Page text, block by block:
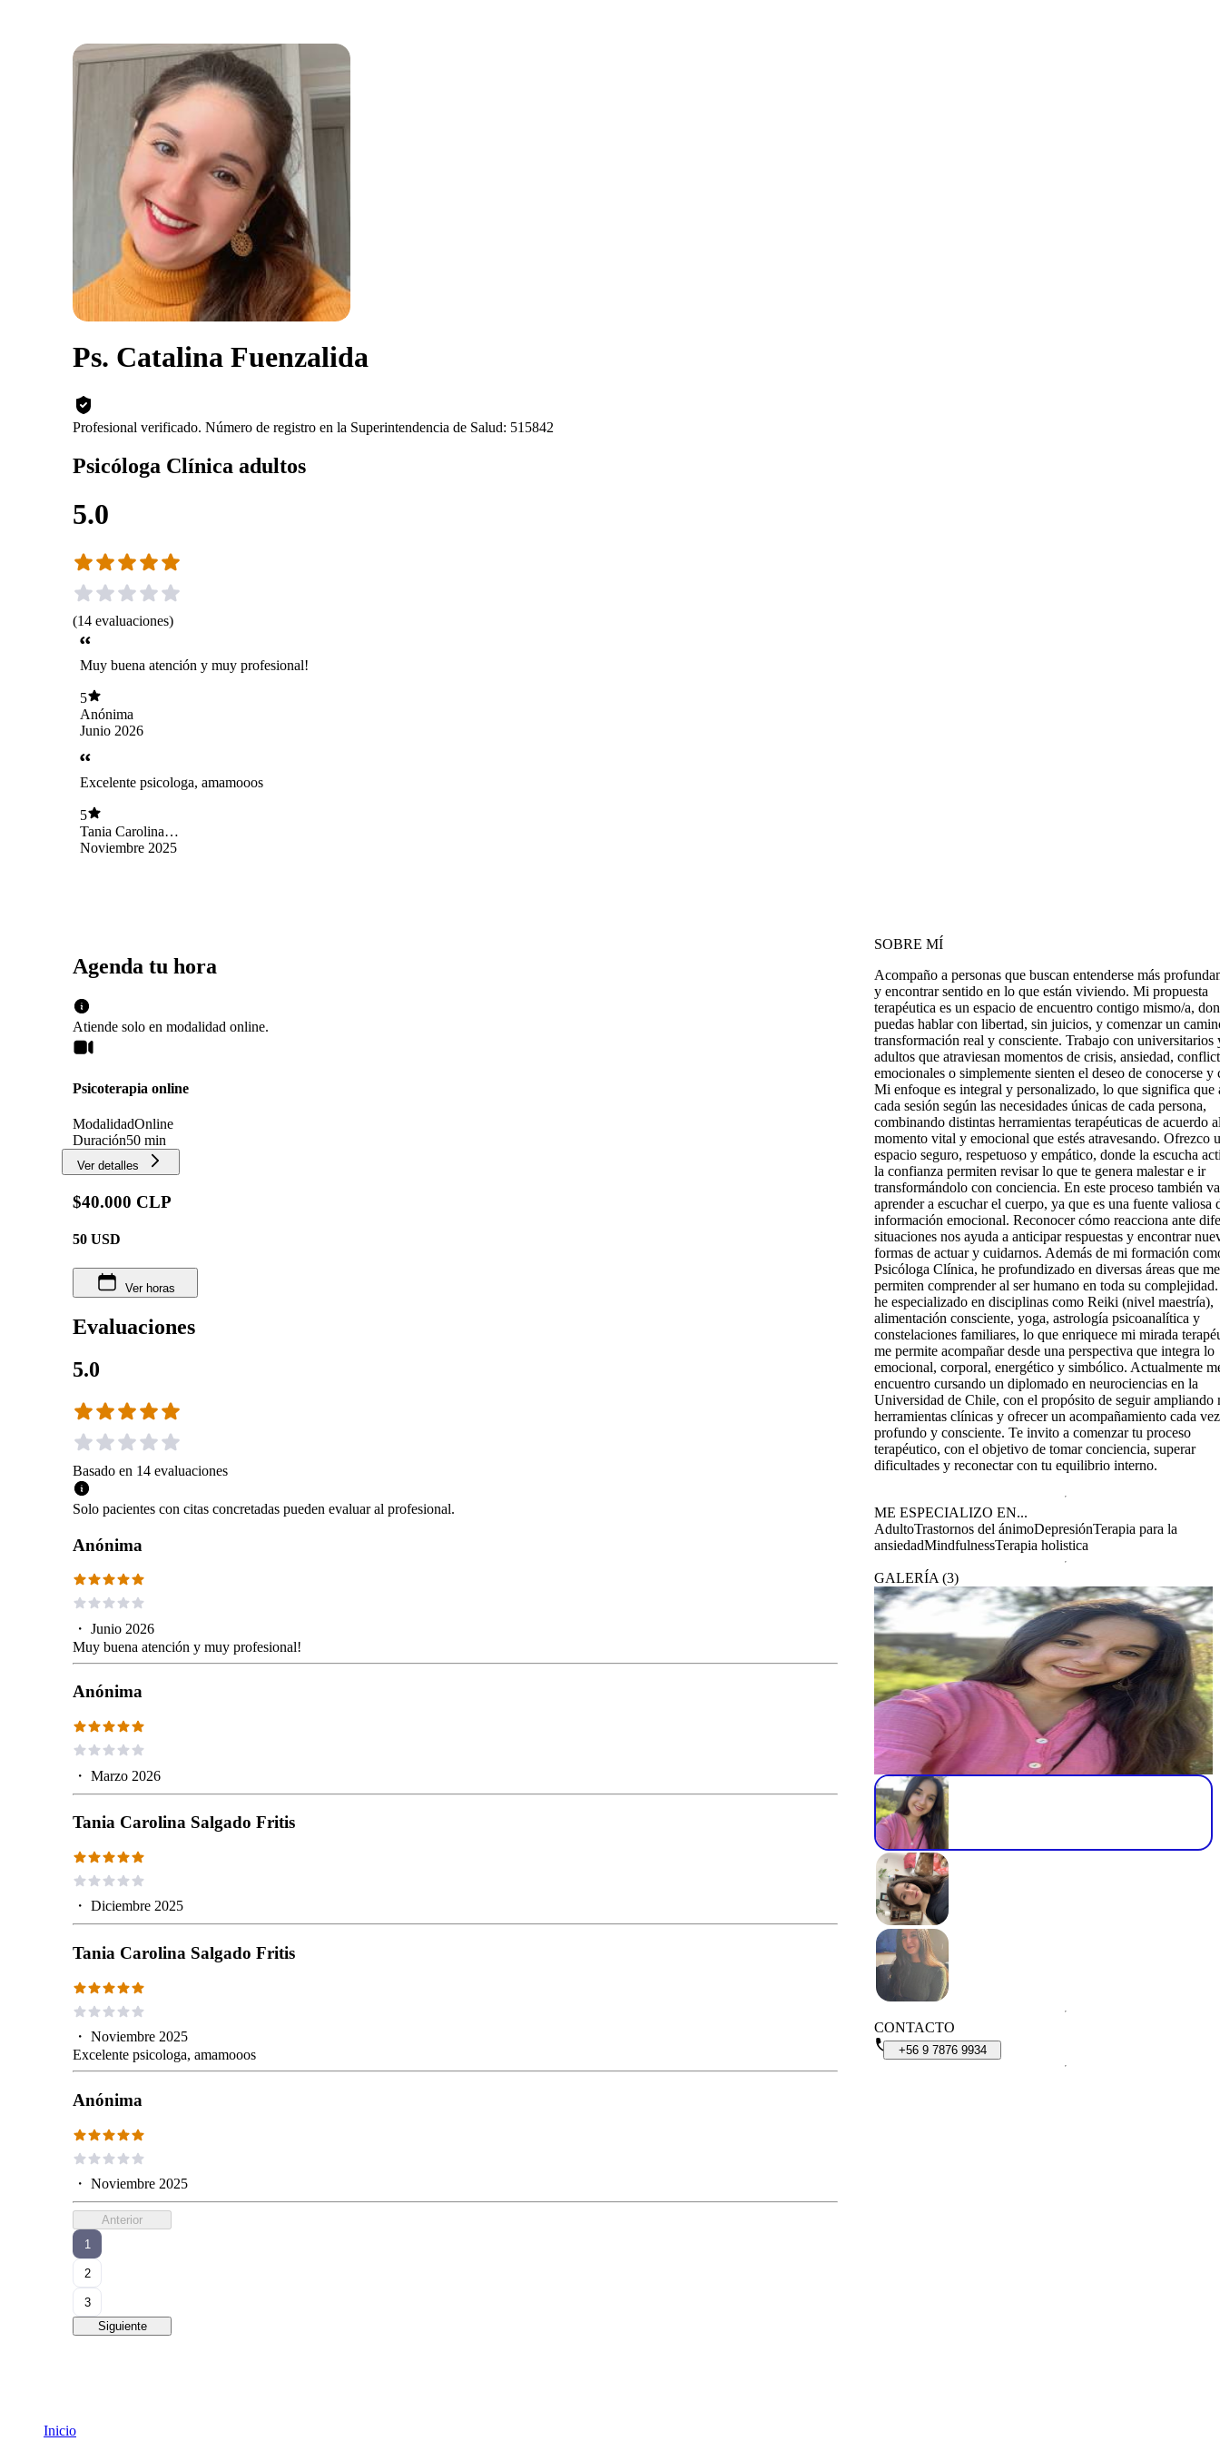
Ps. Catalina Fuenzalida
Profesional verificado. Número de registro en la Superintendencia de Salud: 515842
Psicóloga Clínica adultos
5.0
(14 evaluaciones)
Muy buena atención y muy profesional!
5
Anónima
Junio 2026
Excelente psicologa, amamooos
5
Tania Carolina
Salgado Fritis
Noviembre 2025
Agenda tu hora
Atiende solo en modalidad online.
Psicoterapia online
ModalidadOnline
Duración50 min
Ver detalles
$40.000 CLP
50 USD
Ver horas
Evaluaciones
5.0
Basado en 14 evaluaciones
Solo pacientes con citas concretadas pueden evaluar al profesional.
Anónima
・ Junio 2026
Muy buena atención y muy profesional!
Anónima
・ Marzo 2026
Tania Carolina Salgado Fritis
・ Diciembre 2025
Tania Carolina Salgado Fritis
・ Noviembre 2025
Excelente psicologa, amamooos
Anónima
・ Noviembre 2025
Anterior
1
2
3
Siguiente
SOBRE MÍ
Acompaño a personas que buscan entenderse más
y encontrar sentido en lo que están viviendo. Mi propuesta
terapéutica es un espacio de encuentro contigo mismo/a,
puedas hablar con libertad, sin juicios, y comenzar un
transformación real y consciente. Trabajo con universitarios
adultos que atraviesan momentos de crisis, ansiedad,
emocionales o simplemente sienten el deseo de conocerse y
Mi enfoque es integral y personalizado, lo que significa que
cada sesión según las necesidades únicas de cada persona,
combinando distintas herramientas terapéuticas de acuerdo
momento vital y emocional que estés atravesando. Ofrezco
espacio seguro, respetuoso y empático, donde la escucha
la confianza permiten revisar lo que te genera malestar e ir
transformándolo con conciencia. En este proceso también
aprender a escuchar el cuerpo, ya que es una fuente valiosa
información emocional. Reconocer cómo reacciona ante
situaciones nos ayuda a anticipar respuestas y encontrar
formas de actuar y cuidarnos. Además de mi formación
Psicóloga Clínica, he profundizado en diversas áreas que me
permiten comprender al ser humano en toda su
he especializado en disciplinas como Reiki (nivel maestría),
alimentación consciente, yoga, astrología psicoanalítica y
constelaciones familiares, lo que enriquece mi mirada
me permite acompañar desde una perspectiva que integra lo
emocional, corporal, energético y simbólico. Actualmente
encuentro cursando un diplomado en neurociencias en la
Universidad de Chile, con el propósito de seguir ampliando
herramientas clínicas y ofrecer un acompañamiento cada
profundo y consciente. Te invito a comenzar tu proceso
terapéutico, con el objetivo de tomar conciencia, superar
dificultades y reconectar con tu equilibrio interno.
ME ESPECIALIZO EN...
AdultoTrastornos del ánimoDepresiónTerapia para la
ansiedadMindfulnessTerapia holistica
GALERÍA (3)
CONTACTO
+56 9 7876 9934
Inicio